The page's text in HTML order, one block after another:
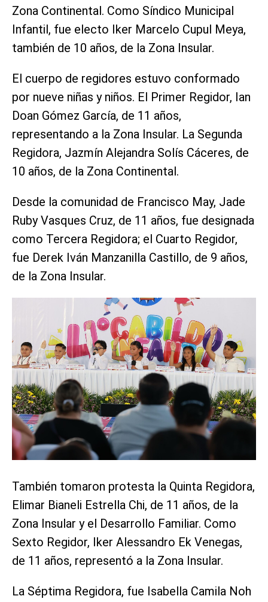
Zona Continental. Como Síndico Municipal
Infantil, fue electo Iker Marcelo Cupul Meya,
también de 10 años, de la Zona Insular.
El cuerpo de regidores estuvo conformado
por nueve niñas y niños. El Primer Regidor, Ian
Doan Gómez García, de 11 años,
representando a la Zona Insular. La Segunda
Regidora, Jazmín Alejandra Solís Cáceres, de
10 años, de la Zona Continental.
Desde la comunidad de Francisco May, Jade
Ruby Vasques Cruz, de 11 años, fue designada
como Tercera Regidora; el Cuarto Regidor,
fue Derek Iván Manzanilla Castillo, de 9 años,
de la Zona Insular.
También tomaron protesta la Quinta Regidora,
Elimar Bianeli Estrella Chi, de 11 años, de la
Zona Insular y el Desarrollo Familiar. Como
Sexto Regidor, Iker Alessandro Ek Venegas,
de 11 años, representó a la Zona Insular.
La Séptima Regidora, fue Isabella Camila Noh